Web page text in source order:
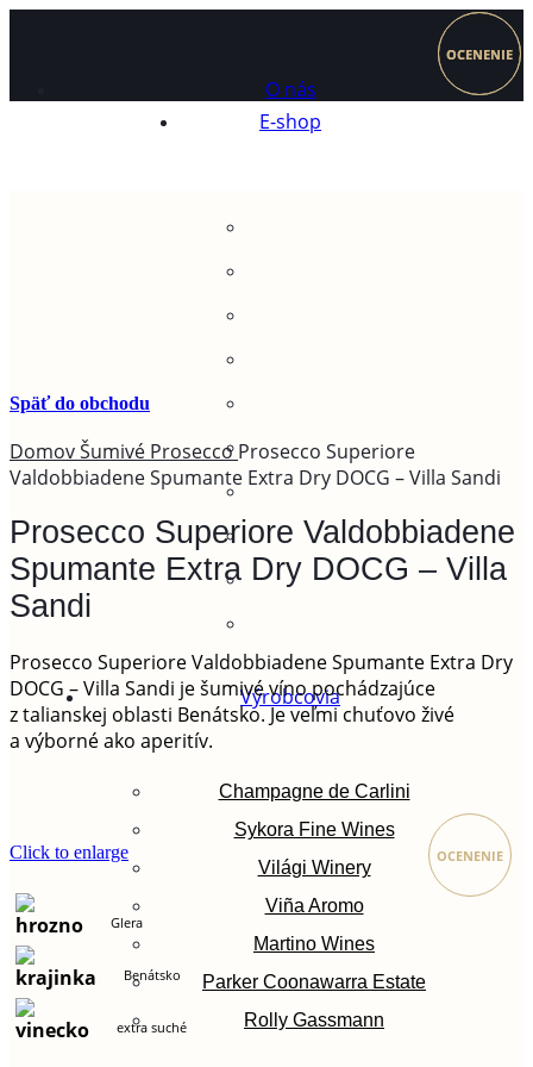
O nás
E-shop
Výrobcovia
Champagne de Carlini
Sykora Fine Wines
Világi Winery
Viña Aromo
Martino Wines
Parker Coonawarra Estate
Rolly Gassmann
Späť do obchodu
DomovŠumivé ProseccoProsecco Superiore
Valdobbiadene Spumante Extra Dry DOCG – Villa Sandi
Prosecco Superiore Valdobbiadene
Spumante Extra Dry DOCG – Villa
Sandi
Prosecco Superiore Valdobbiadene Spumante Extra Dry
DOCG – Villa Sandi je šumivé víno pochádzajúce
z talianskej oblasti Benátsko. Je veľmi chuťovo živé
a výborné ako aperitív.
Click to enlarge OCENENIE
Glera
Benátsko
extra suché
OCENENIE
OCENENIE